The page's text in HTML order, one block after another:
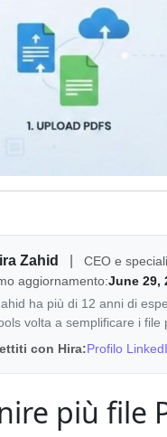
Zahid
CEO e
aggiornamento:June 29,
ha più di 12 anni di
volta a semplificare i file
con Hira:Profilo
più file